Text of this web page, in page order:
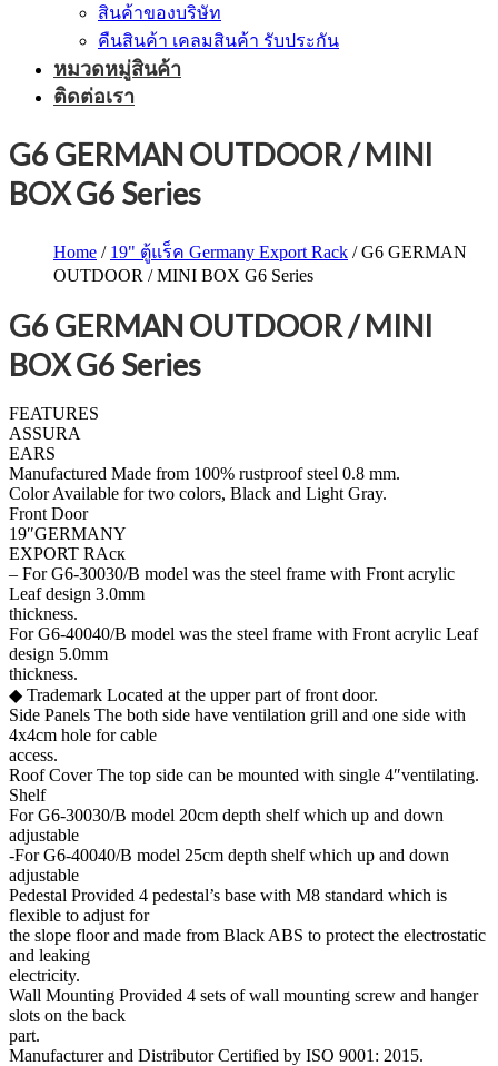
สินค้าของบริษัท
คืนสินค้า เคลมสินค้า รับประกัน
หมวดหมู่สินค้า
ติดต่อเรา
G6 GERMAN OUTDOOR / MINI
BOX G6 Series
Home / 19" ตู้แร็ค Germany Export Rack / G6 GERMAN
OUTDOOR / MINI BOX G6 Series
G6 GERMAN OUTDOOR / MINI
BOX G6 Series
FEATURES
ASSURA
EARS
Manufactured Made from 100% rustproof steel 0.8 mm.
Color Available for two colors, Black and Light Gray.
Front Door
19″GERMANY
EXPORT RAск
– For G6-30030/B model was the steel frame with Front acrylic
Leaf design 3.0mm
thickness.
For G6-40040/B model was the steel frame with Front acrylic Leaf
design 5.0mm
thickness.
◆ Trademark Located at the upper part of front door.
Side Panels The both side have ventilation grill and one side with
4x4cm hole for cable
access.
Roof Cover The top side can be mounted with single 4″ventilating.
Shelf
For G6-30030/B model 20cm depth shelf which up and down
adjustable
-For G6-40040/B model 25cm depth shelf which up and down
adjustable
Pedestal Provided 4 pedestal’s base with M8 standard which is
flexible to adjust for
the slope floor and made from Black ABS to protect the electrostatic
and leaking
electricity.
Wall Mounting Provided 4 sets of wall mounting screw and hanger
slots on the back
part.
Manufacturer and Distributor Certified by ISO 9001: 2015.